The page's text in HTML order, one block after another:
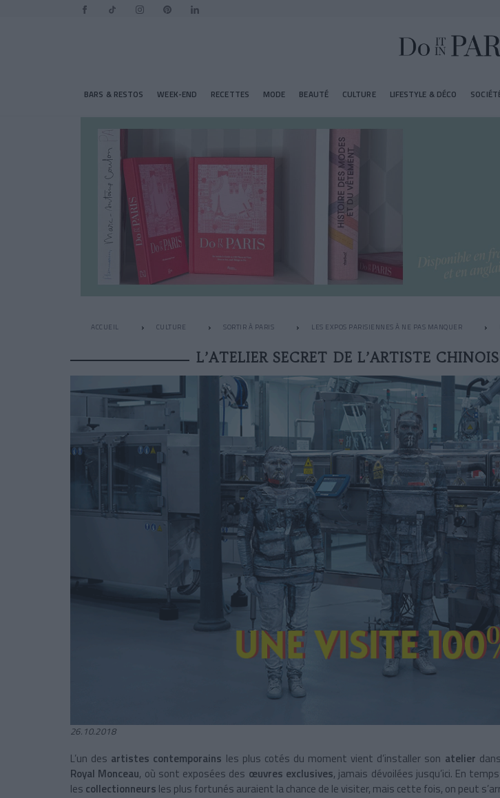
BARS & RESTOS WEEK-END RECETTES MODE BEAUTÉ CULTURE LIFESTYLE & DÉCO
ACCUEIL CULTURE SORTIR À PARIS LES EXPOS PARISIENNES À NE PAS MANQUER
L’ATELIER SECRET DE L’ARTISTE
26.10.2018
L’un des artistes contemporains les plus cotés du moment vient d’installer son atelier
Royal Monceau, où sont exposées des œuvres exclusives, jamais dévoilées jusqu’ici. En
les collectionneurs les plus fortunés auraient la chance de le visiter, mais cette fois, on peut